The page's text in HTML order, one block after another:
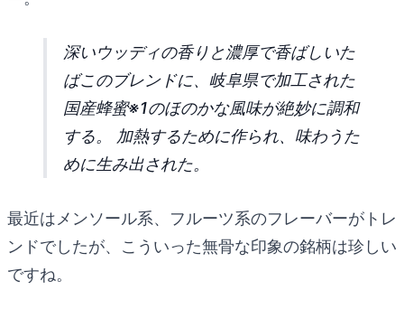
深いウッディの香りと濃厚で香ばしいた
ばこのブレンドに、岐阜県で加工された
国産蜂蜜※1のほのかな風味が絶妙に調和
する。 加熱するために作られ、味わうた
めに生み出された。
最近はメンソール系、フルーツ系のフレーバーがトレ
ンドでしたが、こういった無骨な印象の銘柄は珍しい
ですね。